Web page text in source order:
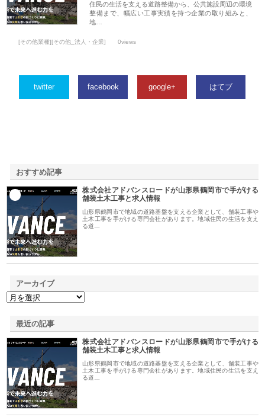
住民の生活を支える道路整備から、公共施設周辺の環境
整備まで、幅広い工事実績を持つ企業の取り組みと、
地…
[その他業種][その他_法人・企業] 0views
twitter facebook google+ はてブ
おすすめ記事
株式会社アドバンスロードが山形県鶴岡市で手がける
舗装土木工事と求人情報
山形県鶴岡市で地域の道路基盤を支える企業として、舗装工事や
土木工事を手がける専門会社があります。地域住民の生活を支え
る道…
アーカイブ
最近の記事
株式会社アドバンスロードが山形県鶴岡市で手がける
舗装土木工事と求人情報
山形県鶴岡市で地域の道路基盤を支える企業として、舗装工事や
土木工事を手がける専門会社があります。地域住民の生活を支え
る道…